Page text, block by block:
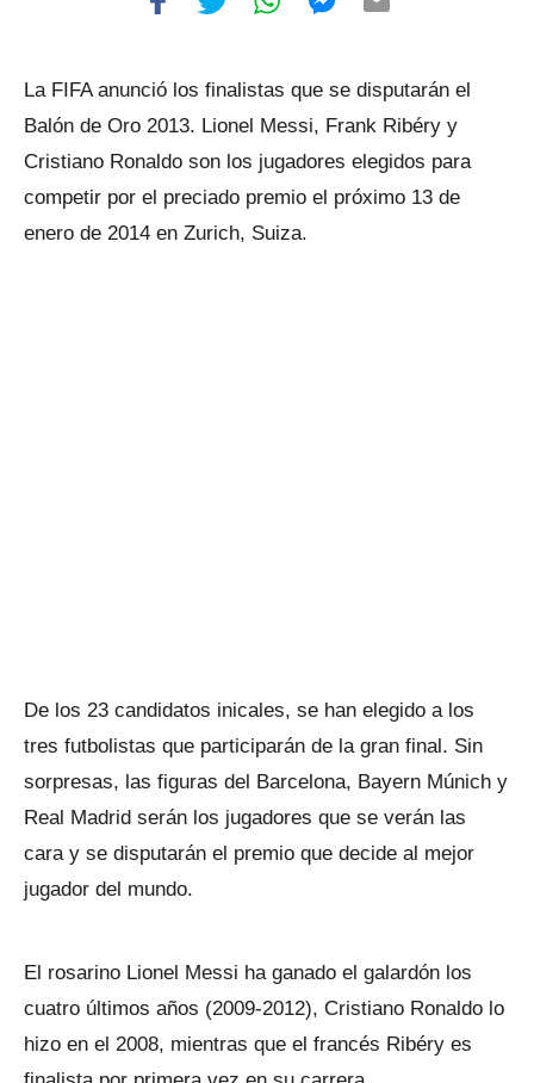
La FIFA anunció los finalistas que se disputarán el
Balón de Oro 2013. Lionel Messi, Frank Ribéry y
Cristiano Ronaldo son los jugadores elegidos para
competir por el preciado premio el próximo 13 de
enero de 2014 en Zurich, Suiza.
De los 23 candidatos inicales, se han elegido a los
tres futbolistas que participarán de la gran final. Sin
sorpresas, las figuras del Barcelona, Bayern Múnich y
Real Madrid serán los jugadores que se verán las
cara y se disputarán el premio que decide al mejor
jugador del mundo.
El rosarino Lionel Messi ha ganado el galardón los
cuatro últimos años (2009-2012), Cristiano Ronaldo lo
hizo en el 2008, mientras que el francés Ribéry es